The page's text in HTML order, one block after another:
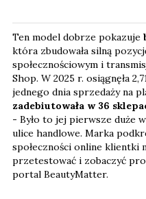
Ten model dobrze pokazuje
która zbudowała silną
społecznościowym i
Shop. W 2025 r. osiągnęła
jednego dnia sprzedaży na
zadebiutowała w 36
- Było to jej pierwsze duże
ulice handlowe. Marka
społeczności online klientki
przetestować i zobaczyć
portal BeautyMatter.